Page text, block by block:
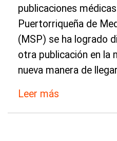
publicaciones
Puertorriqueña de
(MSP) se ha logrado
otra publicación en la
nueva manera de
Leer más